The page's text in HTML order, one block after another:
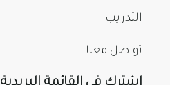
التدريب
تواصل معنا